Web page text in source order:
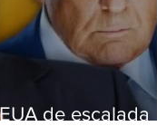
de escalada